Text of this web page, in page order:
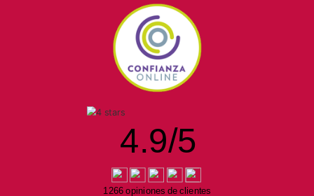
4.9/5
1266 opiniones de clientes